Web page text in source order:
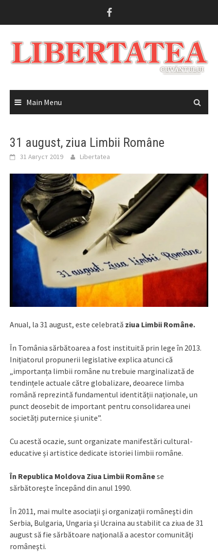
Main Menu
31 august, ziua Limbii Române
31 Август 2019 Libertatea
Anual, la 31 august, este celebrată ziua Limbii Române.
În Tomânia sărbătoarea a fost instituită prin lege în 2013.
Inițiatorul propunerii legislative explica atunci că
„importanța limbii române nu trebuie marginalizată de
tendințele actuale către globalizare, deoarece limba
română reprezintă fundamentul identității naționale, un
punct deosebit de important pentru consolidarea unei
societăți puternice și unite”.
Cu acestă ocazie, sunt organizate manifestări cultural-
educative și artistice dedicate istoriei limbii române.
În Republica Moldova Ziua Limbii Românese
sărbătoreşte începând din anul 1990.
În 2011, mai multe asociaţii şi organizaţii româneşti din
Serbia, Bulgaria, Ungaria şi Ucraina au stabilit ca ziua de 31
august să fie sărbătoare naţională a acestor comunităţi
româneşti.